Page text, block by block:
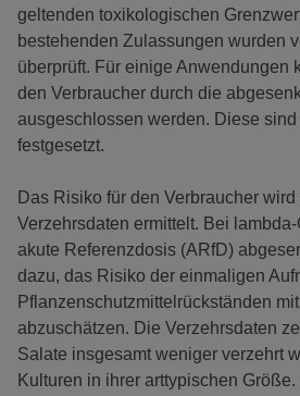
geltenden toxikologischen
bestehenden Zulassungen wurden
überprüft. Für einige Anwendungen
den Verbraucher durch die
ausgeschlossen werden. Diese
festgesetzt.
Das Risiko für den Verbraucher
Verzehrsdaten ermittelt. Bei
akute Referenzdosis (ARfD)
dazu, das Risiko der einmaligen
Pflanzenschutzmittelrückständen
abzuschätzen. Die Verzehrsdaten
Salate insgesamt weniger verzehrt
Kulturen in ihrer arttypischen